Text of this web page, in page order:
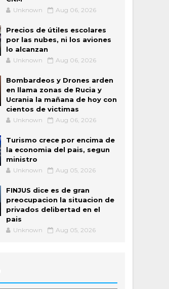
Unknown Aug 06, 2026
Precios de útiles escolares
por las nubes, ni los aviones
lo alcanzan
Unknown Aug 06, 2026
Bombardeos y Drones arden
en llama zonas de Rucia y
Ucrania la mañana de hoy con
cientos de victimas
Unknown Aug 06, 2026
Turismo crece por encima de
la economia del pais, segun
ministro
Unknown Aug 05, 2026
FINJUS dice es de gran
preocupacion la situacion de
privados delibertad en el
pais
Unknown Aug 05, 2026